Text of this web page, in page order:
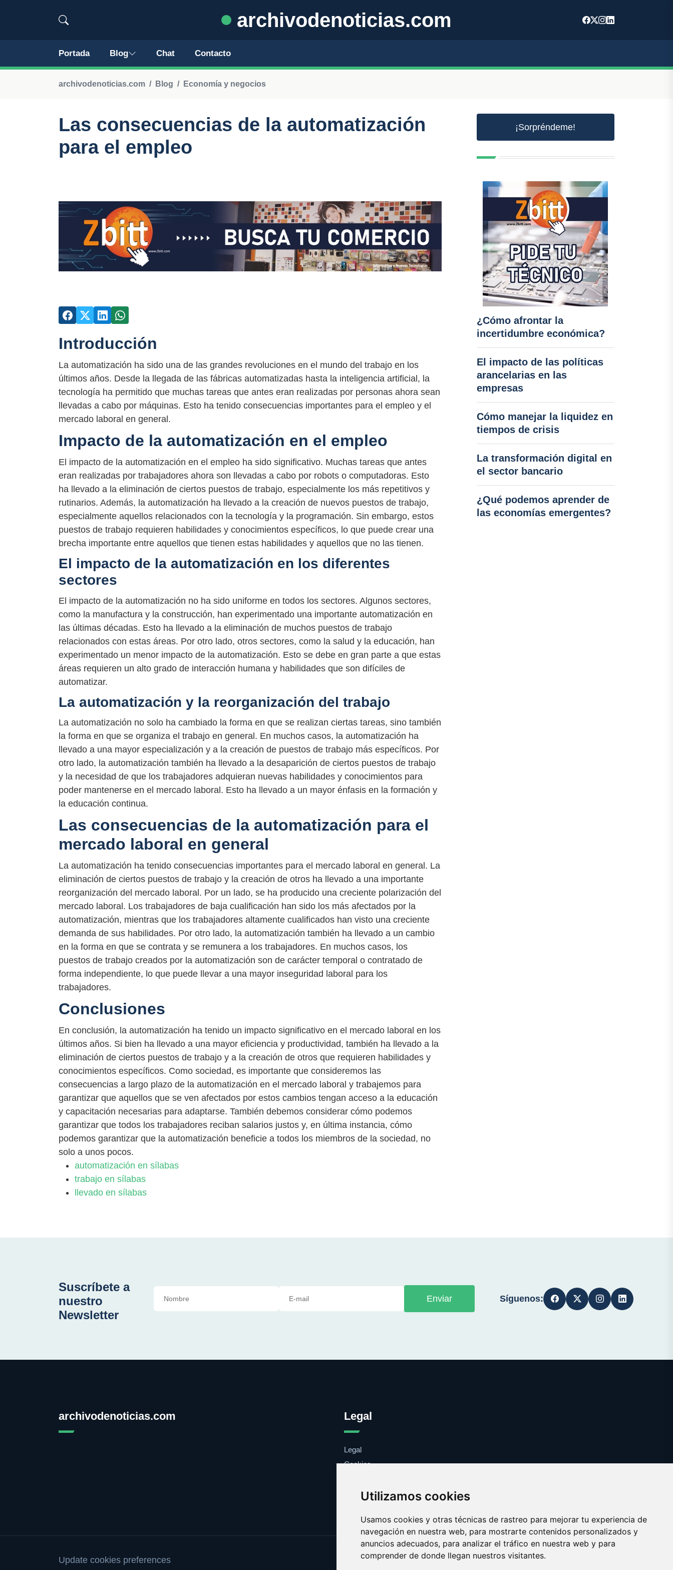
Utilizamos cookies
Usamos cookies y otras técnicas de rastreo para mejorar tu experiencia de
navegación en nuestra web, para mostrarte contenidos personalizados y
anuncios adecuados, para analizar el tráfico en nuestra web y para
comprender de donde llegan nuestros visitantes.
archivodenoticias.com
Portada Blog Chat Contacto
archivodenoticias.com Blog Economía y negocios
Las consecuencias de la automatización
para el empleo
Introducción
La automatización ha sido una de las grandes revoluciones en el mundo del trabajo en los
últimos años. Desde la llegada de las fábricas automatizadas hasta la inteligencia artificial, la
tecnología ha permitido que muchas tareas que antes eran realizadas por personas ahora sean
llevadas a cabo por máquinas. Esto ha tenido consecuencias importantes para el empleo y el
mercado laboral en general.
Impacto de la automatización en el empleo
El impacto de la automatización en el empleo ha sido significativo. Muchas tareas que antes
eran realizadas por trabajadores ahora son llevadas a cabo por robots o computadoras. Esto
ha llevado a la eliminación de ciertos puestos de trabajo, especialmente los más repetitivos y
rutinarios. Además, la automatización ha llevado a la creación de nuevos puestos de trabajo,
especialmente aquellos relacionados con la tecnología y la programación. Sin embargo, estos
puestos de trabajo requieren habilidades y conocimientos específicos, lo que puede crear una
brecha importante entre aquellos que tienen estas habilidades y aquellos que no las tienen.
El impacto de la automatización en los diferentes
sectores
El impacto de la automatización no ha sido uniforme en todos los sectores. Algunos sectores,
como la manufactura y la construcción, han experimentado una importante automatización en
las últimas décadas. Esto ha llevado a la eliminación de muchos puestos de trabajo
relacionados con estas áreas. Por otro lado, otros sectores, como la salud y la educación, han
experimentado un menor impacto de la automatización. Esto se debe en gran parte a que estas
áreas requieren un alto grado de interacción humana y habilidades que son difíciles de
automatizar.
La automatización y la reorganización del trabajo
La automatización no solo ha cambiado la forma en que se realizan ciertas tareas, sino también
la forma en que se organiza el trabajo en general. En muchos casos, la automatización ha
llevado a una mayor especialización y a la creación de puestos de trabajo más específicos. Por
otro lado, la automatización también ha llevado a la desaparición de ciertos puestos de trabajo
y la necesidad de que los trabajadores adquieran nuevas habilidades y conocimientos para
poder mantenerse en el mercado laboral. Esto ha llevado a un mayor énfasis en la formación y
la educación continua.
Las consecuencias de la automatización para el
mercado laboral en general
La automatización ha tenido consecuencias importantes para el mercado laboral en general. La
eliminación de ciertos puestos de trabajo y la creación de otros ha llevado a una importante
reorganización del mercado laboral. Por un lado, se ha producido una creciente polarización del
mercado laboral. Los trabajadores de baja cualificación han sido los más afectados por la
automatización, mientras que los trabajadores altamente cualificados han visto una creciente
demanda de sus habilidades. Por otro lado, la automatización también ha llevado a un cambio
en la forma en que se contrata y se remunera a los trabajadores. En muchos casos, los
puestos de trabajo creados por la automatización son de carácter temporal o contratado de
forma independiente, lo que puede llevar a una mayor inseguridad laboral para los
trabajadores.
Conclusiones
En conclusión, la automatización ha tenido un impacto significativo en el mercado laboral en los
últimos años. Si bien ha llevado a una mayor eficiencia y productividad, también ha llevado a la
eliminación de ciertos puestos de trabajo y a la creación de otros que requieren habilidades y
conocimientos específicos. Como sociedad, es importante que consideremos las
consecuencias a largo plazo de la automatización en el mercado laboral y trabajemos para
garantizar que aquellos que se ven afectados por estos cambios tengan acceso a la educación
y capacitación necesarias para adaptarse. También debemos considerar cómo podemos
garantizar que todos los trabajadores reciban salarios justos y, en última instancia, cómo
podemos garantizar que la automatización beneficie a todos los miembros de la sociedad, no
solo a unos pocos.
automatización en sílabas
trabajo en sílabas
llevado en sílabas
¡Sorpréndeme!
¿Cómo afrontar la
incertidumbre económica?
El impacto de las políticas
arancelarias en las
empresas
Cómo manejar la liquidez en
tiempos de crisis
La transformación digital en
el sector bancario
¿Qué podemos aprender de
las economías emergentes?
Suscríbete a
nuestro
Newsletter
Enviar Síguenos:
archivodenoticias.com Legal
Legal
Cookies
Update cookies preferences
Copyright © 2025